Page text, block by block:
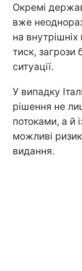
Окремі
вже
на
тиск, загрози
ситуації.
У випадку
рішення не
потоками, а й
можливі
видання.